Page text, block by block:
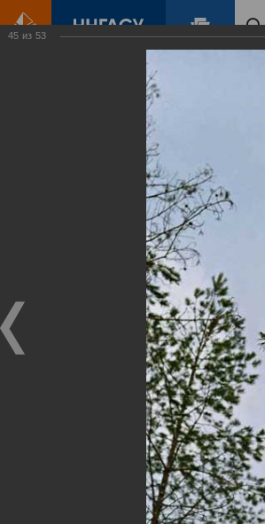
Зеленый Город
Виртуальные
выставки
(фотоальбомы)
45 из 53